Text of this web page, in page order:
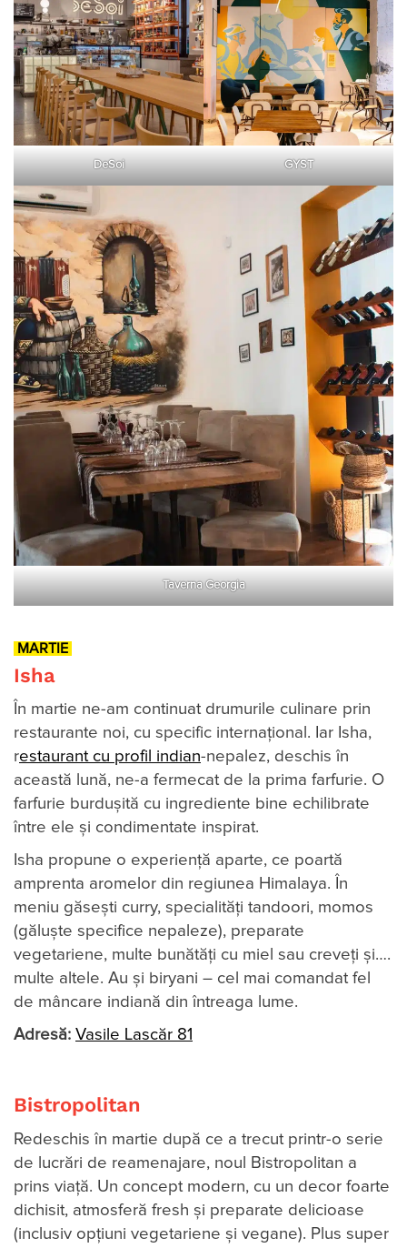
DeSoi GYST
Taverna Georgia
MARTIE
Isha
În martie ne-am continuat drumurile culinare prin
restaurante noi, cu specific internaţional. Iar Isha,
restaurant cu profil indian-nepalez, deschis în
această lună, ne-a fermecat de la prima farfurie. O
farfurie burduşită cu ingrediente bine echilibrate
între ele şi condimentate inspirat.
Isha propune o experiență aparte, ce poartă
amprenta aromelor din regiunea Himalaya. În
meniu găsești curry, specialități tandoori, momos
(găluște specifice nepaleze), preparate
vegetariene, multe bunătăți cu miel sau creveți și….
multe altele. Au și biryani – cel mai comandat fel
de mâncare indiană din întreaga lume.
Adresă: Vasile Lascăr 81
Bistropolitan
Redeschis în martie după ce a trecut printr-o serie
de lucrări de reamenajare, noul Bistropolitan a
prins viață. Un concept modern, cu un decor foarte
dichisit, atmosferă fresh și preparate delicioase
(inclusiv opțiuni vegetariene și vegane). Plus super